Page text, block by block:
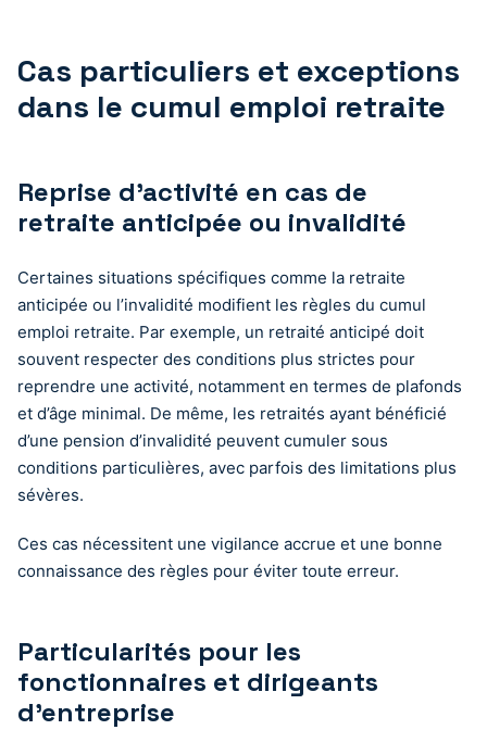
Cas particuliers et exceptions
dans le cumul emploi retraite
Reprise d’activité en cas de
retraite anticipée ou invalidité
Certaines situations spécifiques comme la retraite
anticipée ou l’invalidité modifient les règles du cumul
emploi retraite. Par exemple, un retraité anticipé doit
souvent respecter des conditions plus strictes pour
reprendre une activité, notamment en termes de plafonds
et d’âge minimal. De même, les retraités ayant bénéficié
d’une pension d’invalidité peuvent cumuler sous
conditions particulières, avec parfois des limitations plus
sévères.
Ces cas nécessitent une vigilance accrue et une bonne
connaissance des règles pour éviter toute erreur.
Particularités pour les
fonctionnaires et dirigeants
d’entreprise